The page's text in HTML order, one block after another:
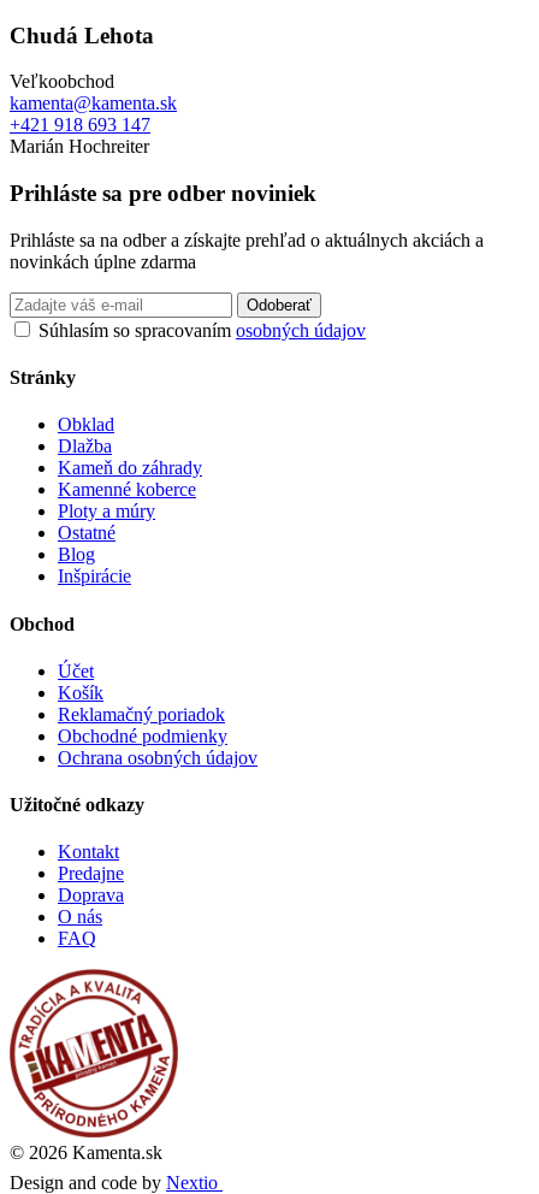
Chudá Lehota
Veľkoobchod
kamenta@kamenta.sk
+421 918 693 147
Marián Hochreiter
Prihláste sa pre odber noviniek
Prihláste sa na odber a získajte prehľad o aktuálnych akciách a
novinkách úplne zdarma
Odoberať
Súhlasím so spracovaním osobných údajov
Stránky
Obklad
Dlažba
Kameň do záhrady
Kamenné koberce
Ploty a múry
Ostatné
Blog
Inšpirácie
Obchod
Účet
Košík
Reklamačný poriadok
Obchodné podmienky
Ochrana osobných údajov
Užitočné odkazy
Kontakt
Predajne
Doprava
O nás
FAQ
© 2026 Kamenta.sk
Design and code by Nextio